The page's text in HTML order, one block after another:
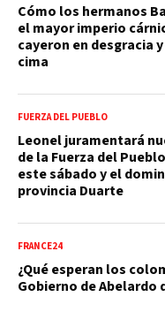
Cómo los hermanos
el mayor imperio
cayeron en desgracia
cima
FUERZA DEL PUEBLO
Leonel juramentará
de la Fuerza del
este sábado y el
provincia Duarte
FRANCE24
¿Qué esperan los
Gobierno de Abelardo